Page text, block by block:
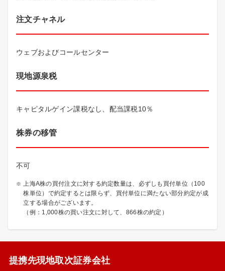
注文チャネル
ウェブおよびコールセンター
現地源泉税
キャピタルゲイン課税なし、配当課税10％
株券の移管
不可
上海A株の買付注文に対する約定数量は、必ずしも買付単位（100
株単位）で約定するとは限らず、買付単位に満たない部分約定が成
立する場合がございます。
（例：1,000株の買い注文に対して、866株の約定）
提携先現地取次証券会社